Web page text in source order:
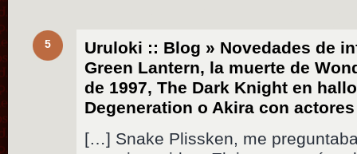
5
Uruloki :: Blog » Novedades de
Green Lantern, la muerte de
de 1997, The Dark Knight en
Degeneration o Akira con
[…] Snake Plissken, me